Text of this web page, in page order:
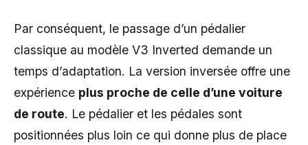
Par conséquent, le passage d’un pédalier
classique au modèle V3 Inverted demande un
temps d’adaptation. La version inversée offre une
expérience plus proche de celle d’une voiture
de route. Le pédalier et les pédales sont
positionnées plus loin ce qui donne plus de place